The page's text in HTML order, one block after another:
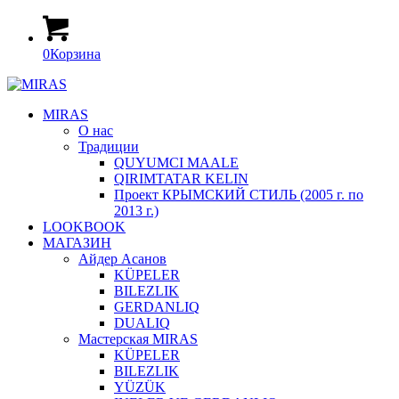
0Корзина
MIRAS
О нас
Традиции
QUYUMCI MAALE
QIRIMTATAR KELIN
Проект КРЫМСКИЙ СТИЛЬ (2005 г. по
2013 г.)
LOOKBOOK
МАГАЗИН
Айдер Асанов
KÜPELER
BILEZLIK
GERDANLIQ
DUALIQ
Мастерская MIRAS
KÜPELER
BILEZLIK
YÜZÜK